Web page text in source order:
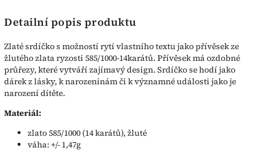
Detailní popis produktu
Zlaté srdíčko s možností rytí vlastního textu jako přívěsek ze
žlutého zlata ryzosti 585/1000-14karátů. Přívěsek má ozdobné
průřezy, které vytváří zajímavý design. Srdíčko se hodí jako
dárek z lásky, k narozeninám či k významné události jako je
narození dítěte.
Materiál:
zlato 585/1000 (14 karátů), žluté
váha: +/- 1,47g